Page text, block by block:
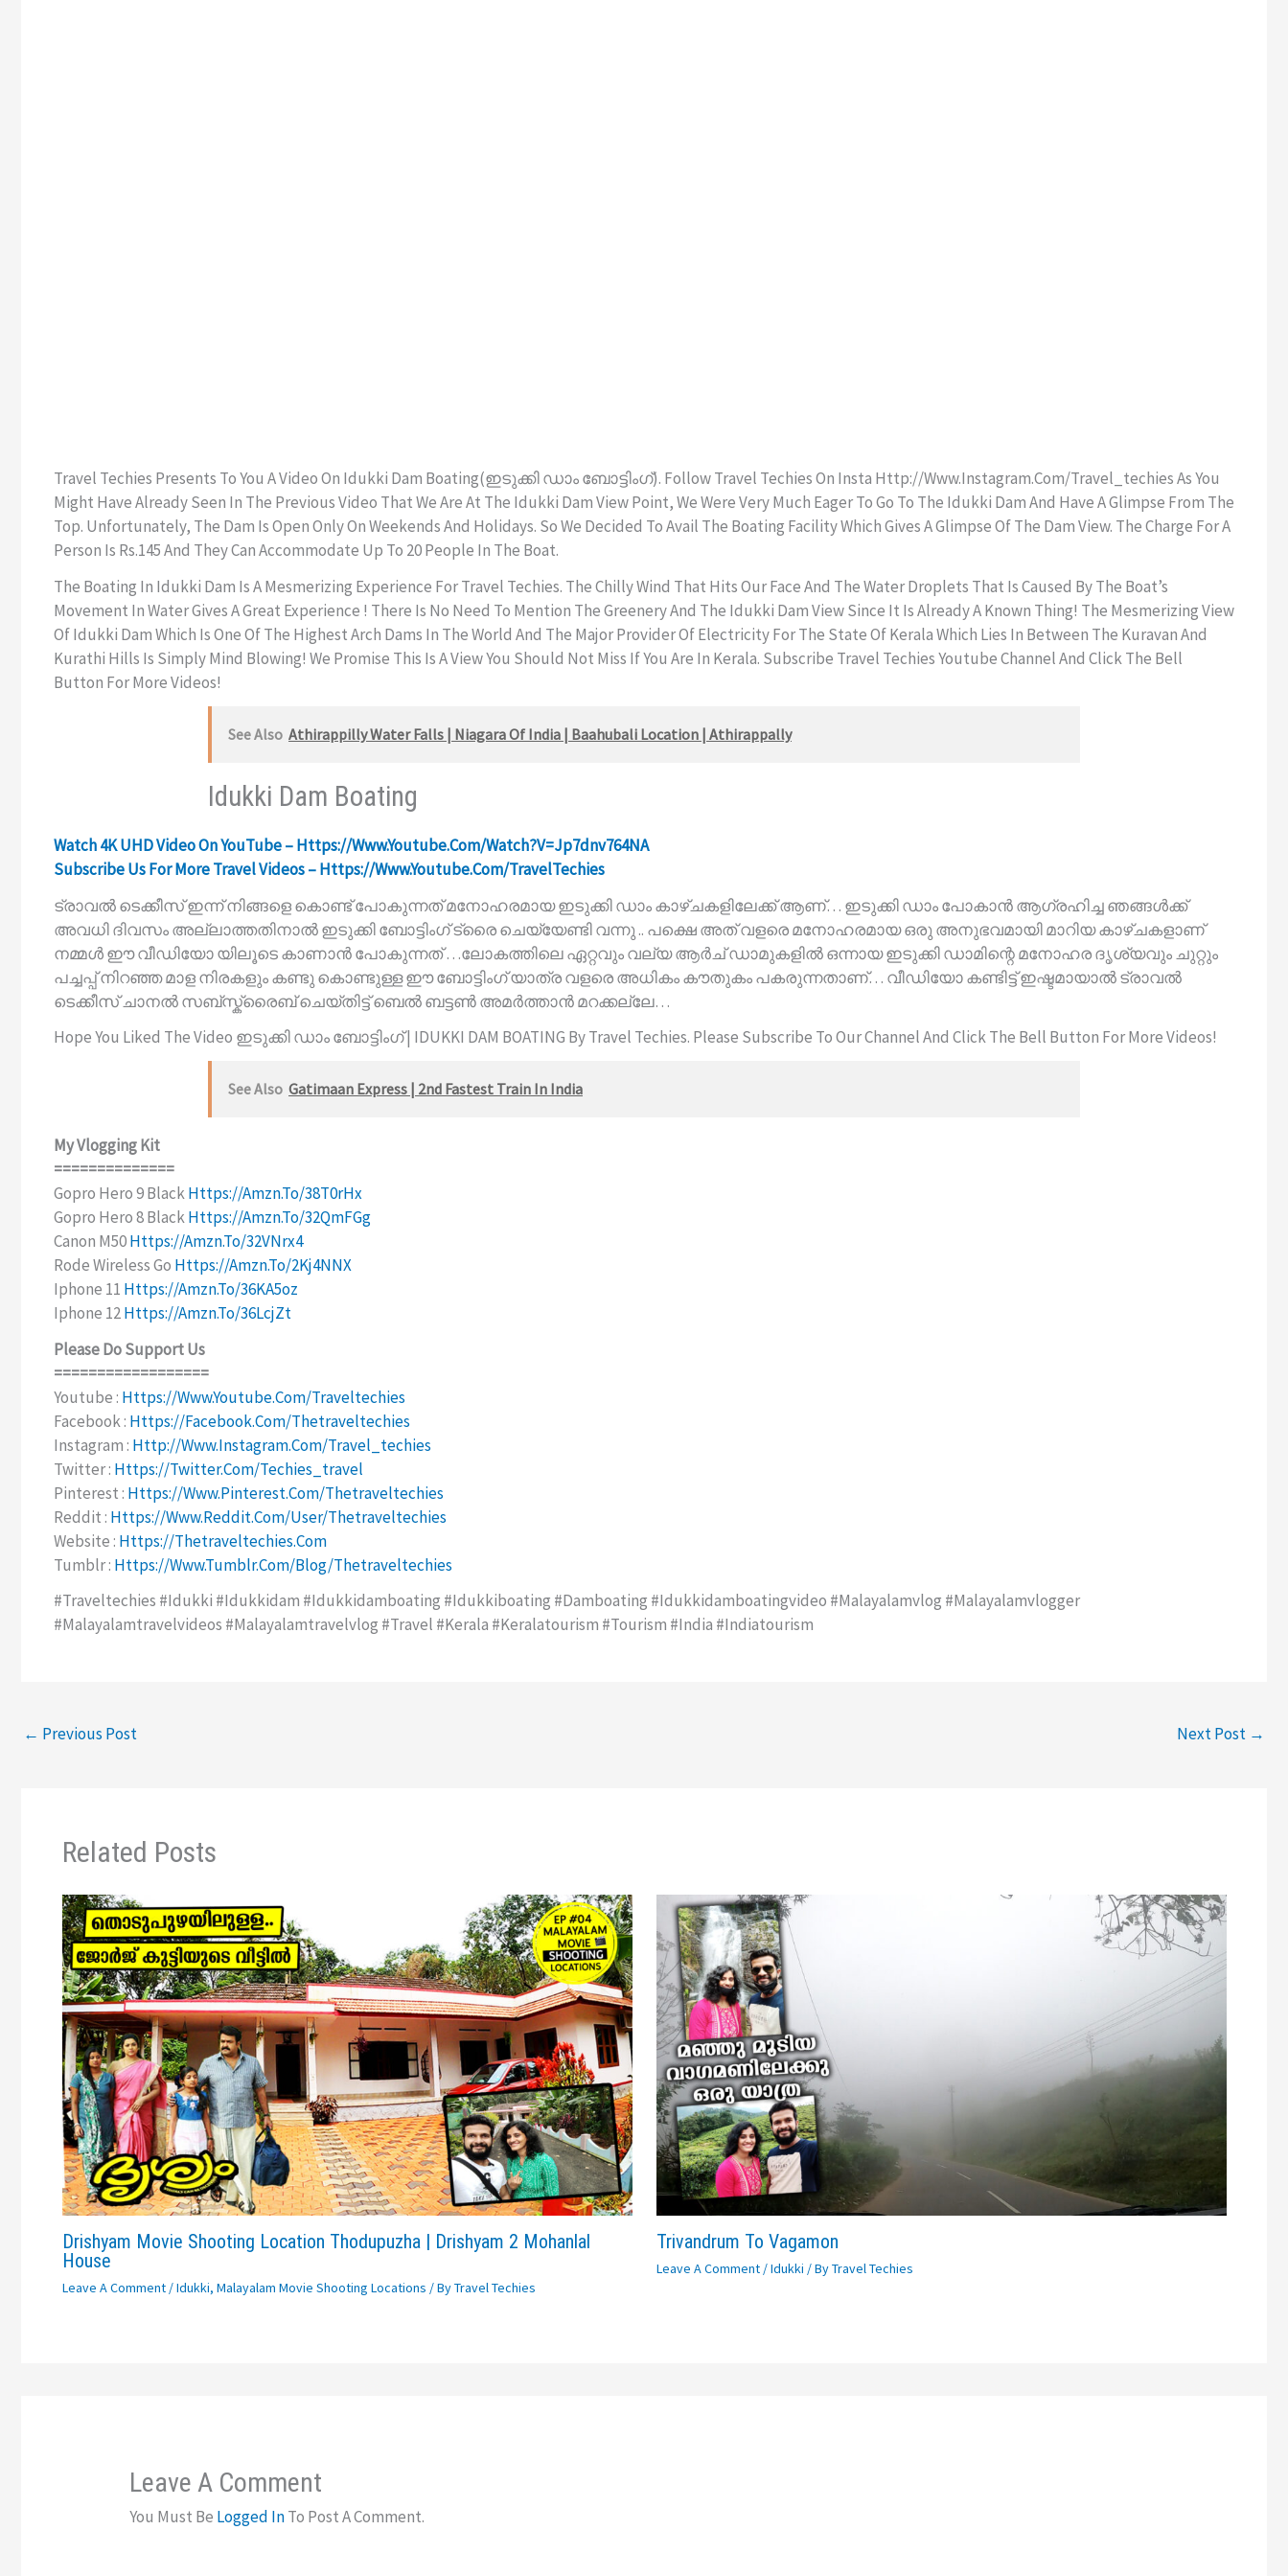
Travel Techies Presents To You A Video On Idukki Dam Boating(ഇടുക്കി ഡാം ബോട്ടിംഗ്). Follow Travel Techies On Insta Http://www.instagram.com/travel_techies As You
Might Have Already Seen In The Previous Video That We Are At The Idukki Dam View Point, We Were Very Much Eager To Go To The Idukki Dam And Have A Glimpse From The
Top. Unfortunately, The Dam Is Open Only On Weekends And Holidays. So We Decided To Avail The Boating Facility Which Gives A Glimpse Of The Dam View. The Charge For A
Person Is Rs.145 And They Can Accommodate Up To 20 People In The Boat.
The Boating In Idukki Dam Is A Mesmerizing Experience For Travel Techies. The Chilly Wind That Hits Our Face And The Water Droplets That Is Caused By The Boat’s
Movement In Water Gives A Great Experience ! There Is No Need To Mention The Greenery And The Idukki Dam View Since It Is Already A Known Thing! The Mesmerizing View
Of Idukki Dam Which Is One Of The Highest Arch Dams In The World And The Major Provider Of Electricity For The State Of Kerala Which Lies In Between The Kuravan And
Kurathi Hills Is Simply Mind Blowing! We Promise This Is A View You Should Not Miss If You Are In Kerala. Subscribe Travel Techies Youtube Channel And Click The Bell
Button For More Videos!
See Also Athirappilly Water Falls | Niagara Of India | Baahubali Location | Athirappally
Idukki Dam Boating
Watch 4K UHD Video On YouTube – Https://www.youtube.com/watch?v=jp7dnv764NA
Subscribe Us For More Travel Videos – Https://www.youtube.com/TravelTechies
ട്രാവൽ ടെക്കീസ് ഇന്ന് നിങ്ങളെ കൊണ്ട് പോകുന്നത് മനോഹരമായ ഇടുക്കി ഡാം കാഴ്ചകളിലേക്ക് ആണ്… ഇടുക്കി ഡാം പോകാൻ ആഗ്രഹിച്ച ഞങ്ങൾക്ക്
അവധി ദിവസം അല്ലാത്തതിനാൽ ഇടുക്കി ബോട്ടിംഗ് ട്രൈ ചെയ്യേണ്ടി വന്നു .. പക്ഷെ അത് വളരെ മനോഹരമായ ഒരു അനുഭവമായി മാറിയ കാഴ്ചകളാണ്
നമ്മൾ ഈ വീഡിയോ യിലൂടെ കാണാൻ പോകുന്നത് …ലോകത്തിലെ ഏറ്റവും വല്യ ആർച് ഡാമുകളിൽ ഒന്നായ ഇടുക്കി ഡാമിന്റെ മനോഹര ദൃശ്യവും ചുറ്റും
പച്ചപ്പ്‌ നിറഞ്ഞ മാള നിരകളും കണ്ടു കൊണ്ടുള്ള ഈ ബോട്ടിംഗ് യാത്ര വളരെ അധികം കൗതുകം പകരുന്നതാണ്… വീഡിയോ കണ്ടിട്ട് ഇഷ്ടമായാൽ ട്രാവൽ
ടെക്കീസ് ചാനൽ സബ്സ്ക്രൈബ് ചെയ്തിട്ട് ബെൽ ബട്ടൺ അമർത്താൻ മറക്കല്ലേ…
Hope You Liked The Video ഇടുക്കി ഡാം ബോട്ടിംഗ് | IDUKKI DAM BOATING By Travel Techies. Please Subscribe To Our Channel And Click The Bell Button For More Videos!
See Also Gatimaan Express | 2nd Fastest Train In India
My Vlogging Kit
==============
Gopro Hero 9 BlackHttps://amzn.to/38T0rHx
Gopro Hero 8 BlackHttps://amzn.to/32QmFGg
Canon M50Https://amzn.to/32VNrx4
Rode Wireless Go Https://amzn.to/2Kj4NNX
Iphone 11 Https://amzn.to/36KA5oz
Iphone 12Https://amzn.to/36LcjZt
Please Do Support Us
==================
Youtube : Https://www.youtube.com/traveltechies
Facebook : Https://facebook.com/thetraveltechies
Instagram : Http://www.instagram.com/travel_techies
Twitter : Https://twitter.com/techies_travel
Pinterest : Https://www.pinterest.com/thetraveltechies
Reddit : Https://www.reddit.com/user/thetraveltechies
Website : Https://thetraveltechies.com
Tumblr : Https://www.tumblr.com/blog/thetraveltechies
#traveltechies #idukki #idukkidam #idukkidamboating #idukkiboating #damboating #idukkidamboatingvideo #malayalamvlog #malayalamvlogger
#malayalamtravelvideos #malayalamtravelvlog #travel #kerala #keralatourism #tourism #india #indiatourism
← Previous Post Next Post →
Related Posts
Drishyam Movie Shooting Location Thodupuzha | Drishyam 2 Mohanlal
House
Leave A Comment /Idukki, Malayalam Movie Shooting Locations / ByTravel Techies
Trivandrum To Vagamon
Leave A Comment /Idukki / ByTravel Techies
Leave A Comment
You Must Be Logged InTo Post A Comment.